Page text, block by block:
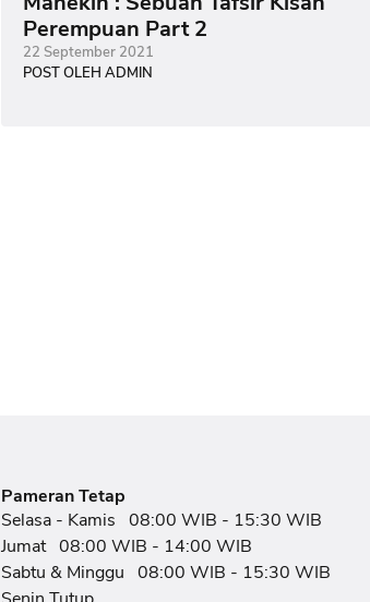
Perempuan Part 2
22 September 2021
POST OLEH ADMIN
Pameran Tetap
Selasa - Kamis 08:00 WIB - 15:30 WIB
Jumat 08:00 WIB - 14:00 WIB
Sabtu & Minggu 08:00 WIB - 15:30 WIB